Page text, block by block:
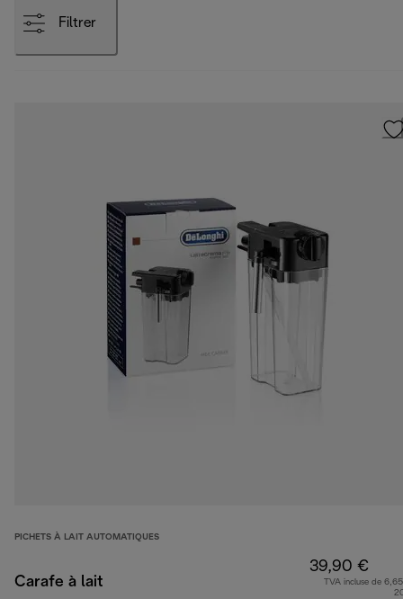
Filtrer
PICHETS À LAIT AUTOMATIQUES
Carafe à lait
39,90 €
TVA incluse de